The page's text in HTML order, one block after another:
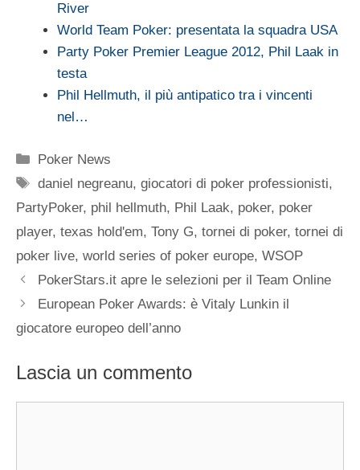
River
World Team Poker: presentata la squadra USA
Party Poker Premier League 2012, Phil Laak in
testa
Phil Hellmuth, il più antipatico tra i vincenti
nel…
Categorie
Poker News
Tag
daniel negreanu,giocatori di poker professionisti,
PartyPoker, phil hellmuth, Phil Laak, poker, poker
player, texas hold'em, Tony G, tornei di poker, tornei di
poker live, world series of poker europe, WSOP
PokerStars.it apre le selezioni per il Team Online
European Poker Awards: è Vitaly Lunkin il
giocatore europeo dell’anno
Lascia un commento